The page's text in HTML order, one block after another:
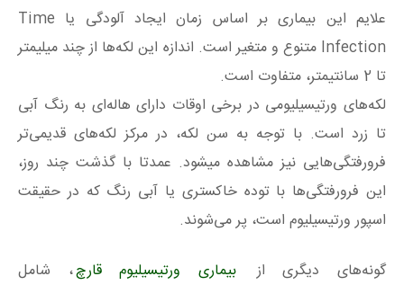
علایم این بیماری بر اساس زمان ایجاد آلودگی یا Time
Infection متنوع و متغیر است. اندازه این لکه‌ها از چند میلیمتر
تا 2 سانتیمتر، متفاوت است.
لکه‌های ورتیسیلیومی در برخی اوقات دارای هاله‌ای به رنگ آبی
تا زرد است. با توجه به سن لکه، در مرکز لکه‌های قدیمی‌تر
فرورفتگی‌هایی نیز مشاهده میشود. عمدتا با گذشت چند روز،
این فرورفتگی‌ها با توده خاکستری یا آبی رنگ که در حقیقت
اسپور ورتیسیلیوم است، پر می‌شوند.
گونه‌های دیگری از بیماری ورتیسیلیوم قارچ، شامل